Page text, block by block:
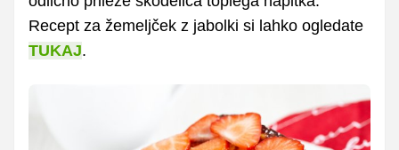
Recept za žemeljček z jabolki si lahko ogledate
TUKAJ.